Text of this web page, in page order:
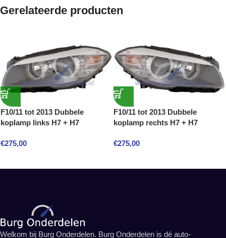
Gerelateerde producten
F10/11 tot 2013 Dubbele
koplamp links H7 + H7
€275,00
F10/11 tot 2013 Dubbele
koplamp rechts H7 + H7
€275,00
Welkom bij Burg Onderdelen. Burg Onderdelen is dé auto-